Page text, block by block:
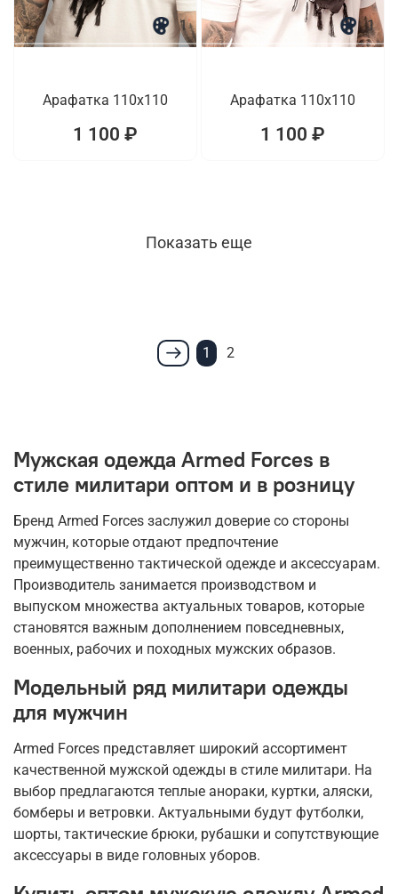
1
Арафатка 110x110
1 100 ₽
1
Арафатка 110x110
1 100 ₽
Показать еще
1 2
Мужская одежда Armed Forces в
стиле милитари оптом и в розницу
Бренд Armed Forces заслужил доверие со стороны
мужчин, которые отдают предпочтение
преимущественно тактической одежде и аксессуарам.
Производитель занимается производством и
выпуском множества актуальных товаров, которые
становятся важным дополнением повседневных,
военных, рабочих и походных мужских образов.
Модельный ряд милитари одежды
для мужчин
Armed Forces представляет широкий ассортимент
качественной мужской одежды в стиле милитари. На
выбор предлагаются теплые анораки, куртки, аляски,
бомберы и ветровки. Актуальными будут футболки,
шорты, тактические брюки, рубашки и сопутствующие
аксессуары в виде головных уборов.